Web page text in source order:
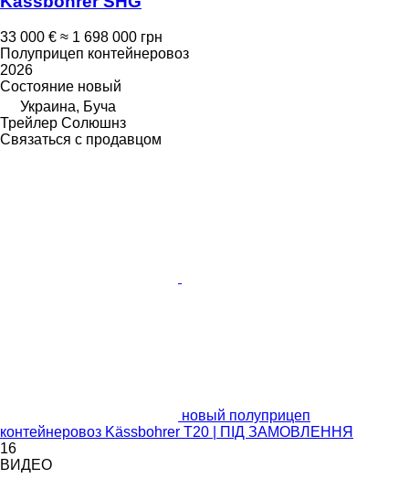
33 000 € ≈ 1 698 000 грн
Полуприцеп контейнеровоз
2026
Состояние новый
Украина, Буча
Трейлер Солюшнз
Связаться с продавцом
новый полуприцеп
контейнеровоз Kässbohrer T20 | ПІД ЗАМОВЛЕННЯ
16
ВИДЕО